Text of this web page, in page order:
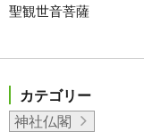
聖観世音菩薩
カテゴリー
神社仏閣